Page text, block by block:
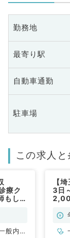
勤務地
最寄り駅
自動車通勤
駐車場
この求人
療ク
もしく
般内
【
3日